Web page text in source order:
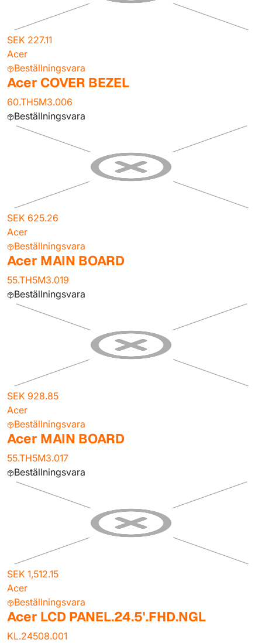
SEK 227.11
Acer
Beställningsvara
Acer COVER BEZEL
60.TH5M3.006
Beställningsvara
SEK 625.26
Acer
Beställningsvara
Acer MAIN BOARD
55.TH5M3.019
Beställningsvara
SEK 928.85
Acer
Beställningsvara
Acer MAIN BOARD
55.TH5M3.017
Beställningsvara
SEK 1,512.15
Acer
Beställningsvara
Acer LCD PANEL.24.5'.FHD.NGL
KL.24508.001